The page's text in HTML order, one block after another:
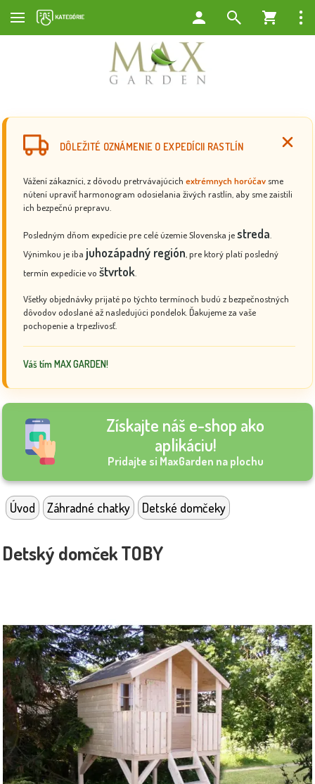
DÔLEŽITÉ OZNÁMENIE O EXPEDÍCII RASTLÍN
Vážení zákazníci, z dôvodu pretrvávajúcich extrémnych horúčav sme
nútení upraviť harmonogram odosielania živých rastlín, aby sme zaistili
ich bezpečnú prepravu.
Posledným dňom expedície pre celé územie Slovenska jestreda
Výnimkou je iba juhozápadný región , pre ktorý platí posledný
termín expedície vo štvrtok
Všetky objednávky prijaté po týchto termínoch budú z bezpečnostných
dôvodov odoslané až nasledujúci pondelok. Ďakujeme za vaše
pochopenie a trpezlivosť.
Váš tím MAX GARDEN!
Získajte náš e-shop ako
aplikáciu!
Pridajte si MaxGarden na plochu
Úvod Záhradné chatky Detské domčeky
Detský domček TOBY